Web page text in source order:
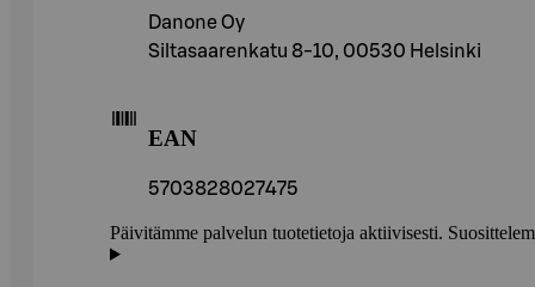
Danone Oy
Siltasaarenkatu 8-10, 00530 Helsinki
EAN
5703828027475
Päivitämme palvelun tuotetietoja aktiivisesti.